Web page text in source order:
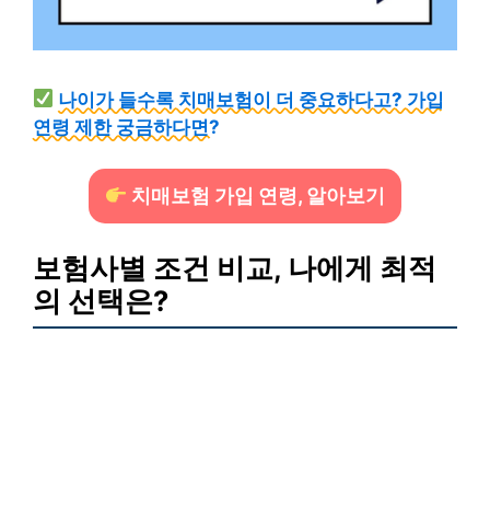
나이가 들수록 치매보험이 더 중요하다고? 가입
연령 제한 궁금하다면?
치매보험 가입 연령, 알아보기
보험사별 조건 비교, 나에게 최적
의 선택은?